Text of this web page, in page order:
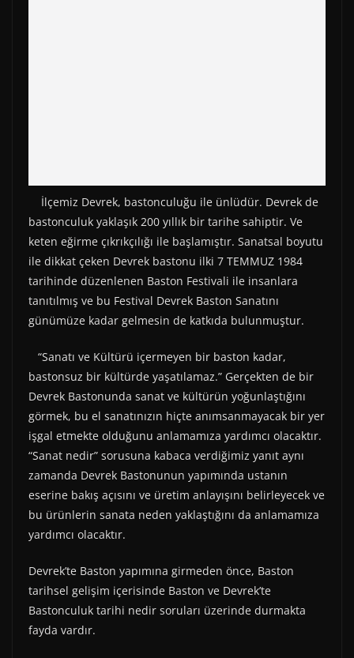
İlçemiz Devrek, bastonculuğu ile ünlüdür. Devrek de
bastonculuk yaklaşık 200 yıllık bir tarihe sahiptir. Ve
keten eğirme çıkrıkçılığı ile başlamıştır. Sanatsal boyutu
ile dikkat çeken Devrek bastonu ilki 7 TEMMUZ 1984
tarihinde düzenlenen Baston Festivali ile insanlara
tanıtılmış ve bu Festival Devrek Baston Sanatını
günümüze kadar gelmesin de katkıda bulunmuştur.
“Sanatı ve Kültürü içermeyen bir baston kadar,
bastonsuz bir kültürde yaşatılamaz.” Gerçekten de bir
Devrek Bastonunda sanat ve kültürün yoğunlaştığını
görmek, bu el sanatınızın hiçte anımsanmayacak bir yer
işgal etmekte olduğunu anlamamıza yardımcı olacaktır.
“Sanat nedir” sorusuna kabaca verdiğimiz yanıt aynı
zamanda Devrek Bastonunun yapımında ustanın
eserine bakış açısını ve üretim anlayışını belirleyecek ve
bu ürünlerin sanata neden yaklaştığını da anlamamıza
yardımcı olacaktır.
Devrek’te Baston yapımına girmeden önce, Baston
tarihsel gelişim içerisinde Baston ve Devrek’te
Bastonculuk tarihi nedir soruları üzerinde durmakta
fayda vardır.